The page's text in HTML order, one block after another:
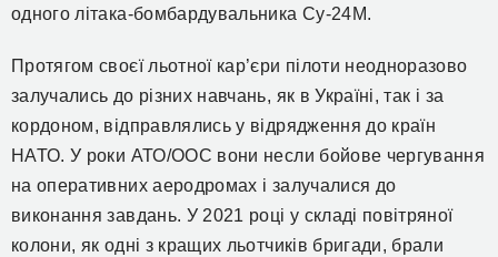
одного літака-бомбардувальника Су-24М.
Протягом своєї льотної кар’єри пілоти неодноразово
залучались до різних навчань, як в Україні, так і за
кордоном, відправлялись у відрядження до країн
НАТО. У роки АТО/ООС вони несли бойове чергування
на оперативних аеродромах і залучалися до
виконання завдань. У 2021 році у складі повітряної
колони, як одні з кращих льотчиків бригади, брали